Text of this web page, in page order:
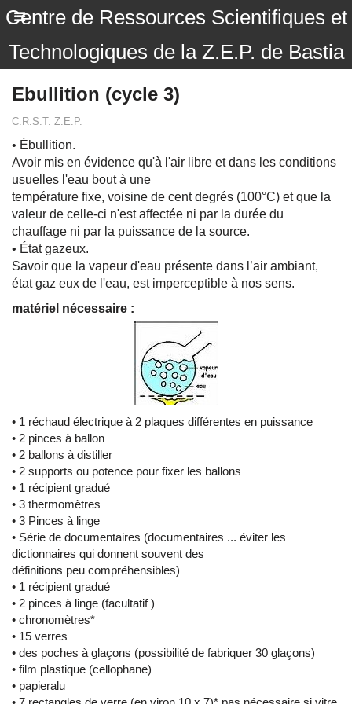
Centre de Ressources Scientifiques et
Technologiques de la Z.E.P. de Bastia
Ebullition (cycle 3)
C.R.S.T. Z.E.P.
• Ébullition.
Avoir mis en évidence qu'à l'air libre et dans les conditions
usuelles l'eau bout à une
température fixe, voisine de cent degrés (100°C) et que la
valeur de celle-ci n'est affectée ni par la durée du
chauffage ni par la puissance de la source.
• État gazeux.
Savoir que la vapeur d'eau présente dans l’air ambiant,
état gaz eux de l'eau, est imperceptible à nos sens.
matériel nécessaire :
• 1 réchaud électrique à 2 plaques différentes en puissance
• 2 pinces à ballon
• 2 ballons à distiller
• 2 supports ou potence pour fixer les ballons
• 1 récipient gradué
• 3 thermomètres
• 3 Pinces à linge
• Série de documentaires (documentaires ... éviter les
dictionnaires qui donnent souvent des
définitions peu compréhensibles)
• 1 récipient gradué
• 2 pinces à linge (facultatif )
• chronomètres*
• 15 verres
• des poches à glaçons (possibilité de fabriquer 30 glaçons)
• film plastique (cellophane)
• papieralu